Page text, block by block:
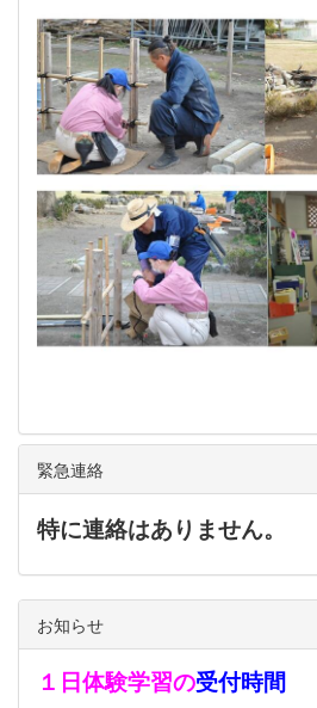
緊急連絡
特に連絡はありません。
お知らせ
１日体験学習の受付時間